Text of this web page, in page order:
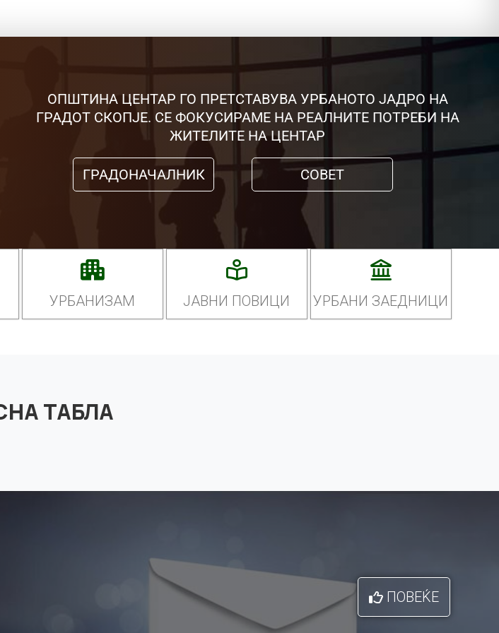
ОПШТИНА ЦЕНТАР ГО ПРЕТСТАВУВА УРБАНОТО ЈАДРО НА
ГРАДОТ СКОПЈЕ. СЕ ФОКУСИРАМЕ НА РЕАЛНИТЕ ПОТРЕБИ НА
ЖИТЕЛИТЕ НА ЦЕНТАР
ГРАДОНАЧАЛНИК СОВЕТ
УРБАНИЗАМ ЈАВНИ ПОВИЦИ УРБАНИ ЗАЕДНИЦИ
ТАБЛА
ПОВЕЌЕ